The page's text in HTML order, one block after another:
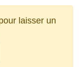
laisser un